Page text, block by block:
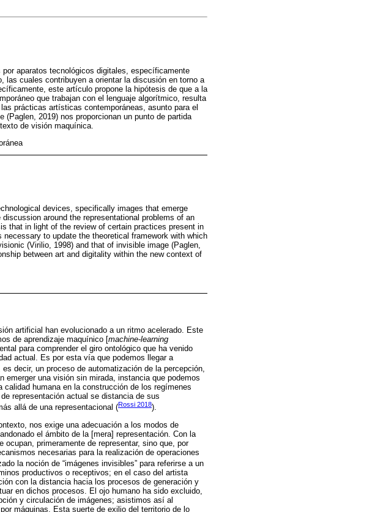
aparatos tecnológicos digitales, específicamente
las cuales contribuyen a orientar la discusión en torno a
este artículo propone la hipótesis de que a la
que trabajan con el lenguaje algorítmico, resulta
prácticas artísticas contemporáneas, asunto para el
2019) nos proporcionan un punto de partida
de visión maquínica.
devices, specifically images that emerge
around the representational problems of an
that in light of the review of certain practices present in
to update the theoretical framework with which
(Virilio, 1998) and that of invisible image (Paglen,
between art and digitality within the new context of
artificial han evolucionado a un ritmo acelerado. Este
de aprendizaje maquínico [machine-learning
para comprender el giro ontológico que ha venido
actual. Es por esta vía que podemos llegar a
decir, un proceso de automatización de la percepción,
emerger una visión sin mirada, instancia que podemos
humana en la construcción de los regímenes
representación actual se distancia de sus
allá de una representacional (Rossi 2018).
nos exige una adecuación a los modos de
el ámbito de la [mera] representación. Con la
primeramente de representar, sino que, por
necesarias para la realización de operaciones
la noción de “imágenes invisibles” para referirse a un
productivos o receptivos; en el caso del artista
con la distancia hacia los procesos de generación y
en dichos procesos. El ojo humano ha sido excluido,
y circulación de imágenes; asistimos así al
máquinas. Esta suerte de exilio del territorio de lo